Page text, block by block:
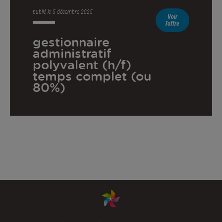
publié le 5 décembre 2025
gestionnaire
administratif
polyvalent (h/f)
temps complet (ou
80%)
Voir
l'offre